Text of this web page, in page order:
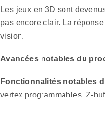
Les jeux en 3D sont
pas encore clair. La
vision.
Avancées notables du
Fonctionnalités notables
vertex programmables, Z-